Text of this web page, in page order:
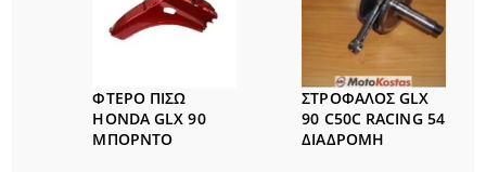
ΦΤΕΡΟ ΠΙΣΩ
HONDA GLX 90
ΜΠΟΡΝΤΟ
ΣΤΡΟΦΑΛΟΣ GLX
90 C50C RACING 54
ΔΙΑΔΡΟΜΗ